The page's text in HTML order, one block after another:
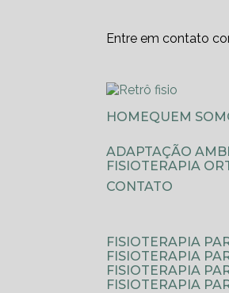
Entre em contato
HOME
QUEM
ADAPTAÇÃO
FISIOTERAPIA
CONTATO
FISIOTERAPIA
FISIOTERAPIA
FISIOTERAPIA
FISIOTERAPIA